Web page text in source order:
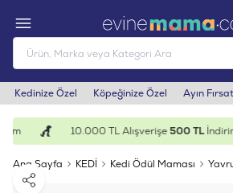
Kedinize Özel Köpeğinize Özel Ayın
10.000 TL Alışverişe500 TL
Ana Sayfa KEDİ Kedi Ödül Maması
Paylaş